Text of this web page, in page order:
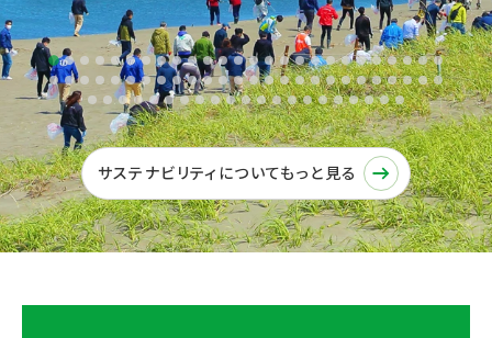
サステナビリティについてもっと見る